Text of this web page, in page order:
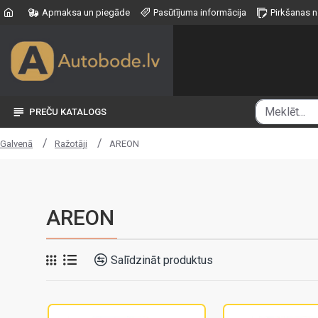
Apmaksa un piegāde Pasūtījuma informācija Pirkšanas
PREČU KATALOGS
Galvenā Ražotāji AREON
AREON
Salīdzināt produktus